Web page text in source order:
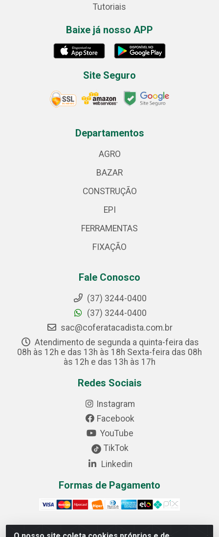
Tutoriais
Baixe já nosso APP
Site Seguro
Departamentos
AGRO
BAZAR
CONSTRUÇÃO
EPI
FERRAMENTAS
FIXAÇÃO
Fale Conosco
(37) 3244-0400
(37) 3244-0400
sac@coferatacadista.com.br
Atendimento de segunda a quinta-feira das
08h às 12h e das 13h às 18h Sexta-feira das 08h
às 12h e das 13h às 17h
Redes Sociais
Instagram
Facebook
YouTube
TikTok
Linkedin
Formas de Pagamento